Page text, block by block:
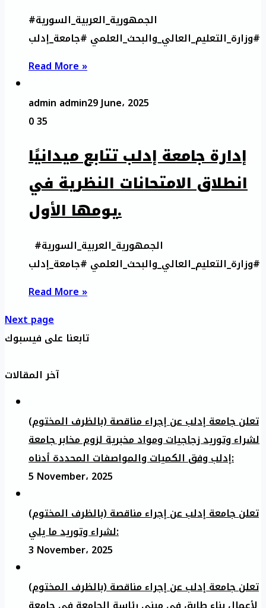
#الجمهورية_العربية_السورية
#وزارة_التعليم_العالي_والبحث_العلمي #جامعة_إدلب
Read More »
admin admin29 June، 2025
035
إدارة جامعة إدلب تتابع ميدانيًا
انطلاق الامتحانات النظرية في
يومها الأول.
#الجمهورية_العربية_السورية
#وزارة_التعليم_العالي_والبحث_العلمي #جامعة_إدلب
Read More »
Next page
تابعنا على فيسبوك
آخر المقالات
تعلن جامعة إدلب عن إجراء مناقصة (بالظرف المختوم)
لشراء وتوريد زجاجيات ومواد مخبرية لزوم مخابر جامعة
إدلب وفق الكميات والمواصفات المحددة أدناه:
5 November، 2025
تعلن جامعة إدلب عن إجراء مناقصة (بالظرف المختوم)
لشراء وتوريد ما يلي:
3 November، 2025
تعلن جامعة إدلب عن إجراء مناقصة (بالظرف المختوم)